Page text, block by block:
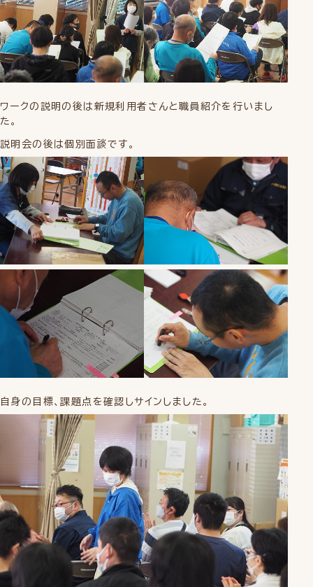
ワークの説明の後は新規利用者さんと職員紹介を行いまし
た。
説明会の後は個別面談です。
自身の目標、課題点を確認しサインしました。